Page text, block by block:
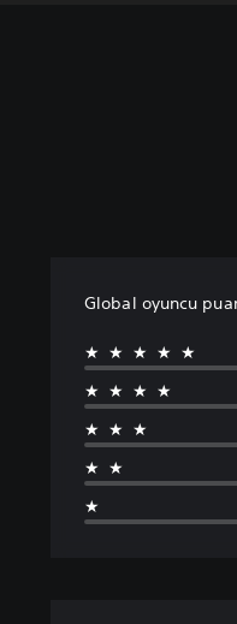
Global oyuncu
★★★★★
★★★★
★★★
★★
★